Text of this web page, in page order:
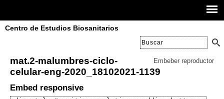
Centro de Estudios Biosanitarios
Embeber reproductor
mat.2-malumbres-ciclo-
celular-eng-2020_18102021-1139
Embed responsive